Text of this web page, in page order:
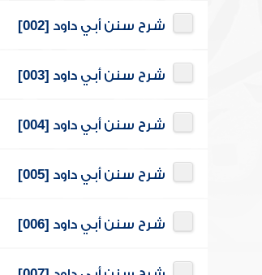
شرح سنن أبي داود [002]
شرح سنن أبي داود [003]
شرح سنن أبي داود [004]
شرح سنن أبي داود [005]
شرح سنن أبي داود [006]